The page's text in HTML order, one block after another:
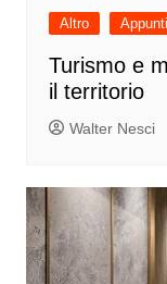
Altro
Turismo e
il territorio
Walter Nesci